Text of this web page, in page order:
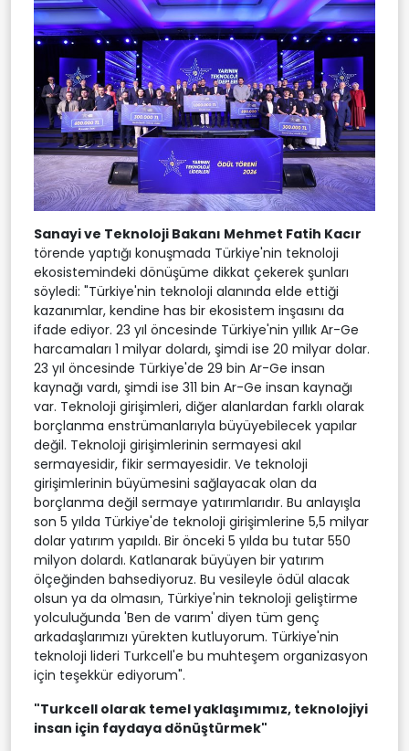
Sanayi ve Teknoloji Bakanı Mehmet Fatih Kacır
törende yaptığı konuşmada Türkiye'nin teknoloji
ekosistemindeki dönüşüme dikkat çekerek şunları
söyledi: "Türkiye'nin teknoloji alanında elde ettiği
kazanımlar, kendine has bir ekosistem inşasını da
ifade ediyor. 23 yıl öncesinde Türkiye'nin yıllık Ar-Ge
harcamaları 1 milyar dolardı, şimdi ise 20 milyar dolar.
23 yıl öncesinde Türkiye'de 29 bin Ar-Ge insan
kaynağı vardı, şimdi ise 311 bin Ar-Ge insan kaynağı
var. Teknoloji girişimleri, diğer alanlardan farklı olarak
borçlanma enstrümanlarıyla büyüyebilecek yapılar
değil. Teknoloji girişimlerinin sermayesi akıl
sermayesidir, fikir sermayesidir. Ve teknoloji
girişimlerinin büyümesini sağlayacak olan da
borçlanma değil sermaye yatırımlarıdır. Bu anlayışla
son 5 yılda Türkiye'de teknoloji girişimlerine 5,5 milyar
dolar yatırım yapıldı. Bir önceki 5 yılda bu tutar 550
milyon dolardı. Katlanarak büyüyen bir yatırım
ölçeğinden bahsediyoruz. Bu vesileyle ödül alacak
olsun ya da olmasın, Türkiye'nin teknoloji geliştirme
yolculuğunda 'Ben de varım' diyen tüm genç
arkadaşlarımızı yürekten kutluyorum. Türkiye'nin
teknoloji lideri Turkcell'e bu muhteşem organizasyon
için teşekkür ediyorum".
"Turkcell olarak temel yaklaşımımız, teknolojiyi
insan için faydaya dönüştürmek"